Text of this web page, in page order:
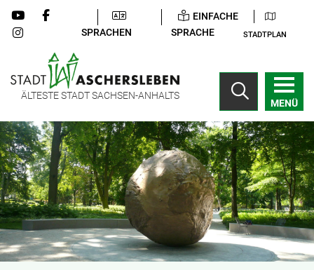
SPRACHEN
EINFACHE
SPRACHE
STADTPLAN
ÄLTESTE STADT SACHSEN-ANHALTS
MENÜ